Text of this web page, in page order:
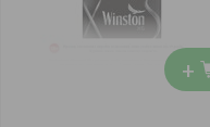
+